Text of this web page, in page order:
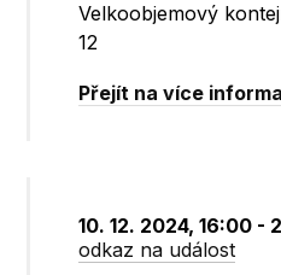
Velkoobjemový
12
Přejít na více
10. 12. 2024, 16:00 -
odkaz na událost